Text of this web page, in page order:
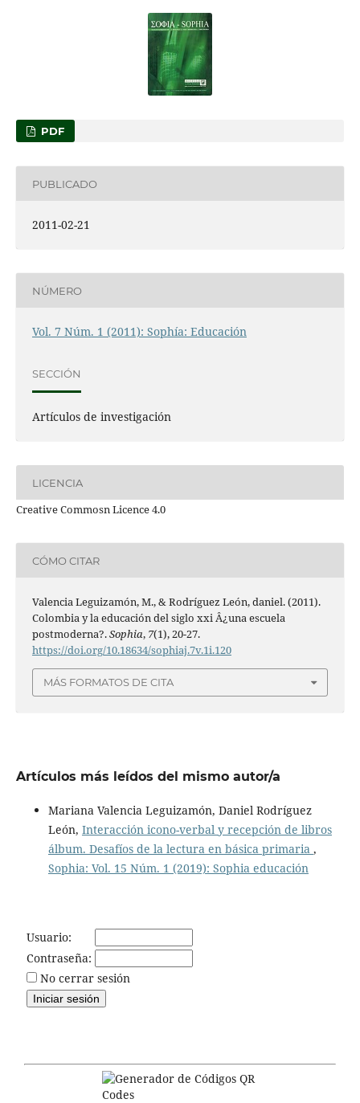
PDF
PUBLICADO
2011-02-21
NÚMERO
Vol. 7 Núm. 1 (2011): Sophía: Educación
SECCIÓN
Artículos de investigación
LICENCIA
Creative Commosn Licence 4.0
CÓMO CITAR
Valencia Leguizamón, M., & Rodríguez León, daniel. (2011).
Colombia y la educación del siglo xxi Â¿una escuela
postmoderna?.Sophia, 7(1), 20-27.
https://doi.org/10.18634/sophiaj.7v.1i.120
MÁS FORMATOS DE CITA
Artículos más leídos del mismo autor/a
Mariana Valencia Leguizamón, Daniel Rodríguez
León, Interacción icono-verbal y recepción de libros
álbum. Desafíos de la lectura en básica primaria ,
Sophia: Vol. 15 Núm. 1 (2019): Sophia educación
Usuario:
Contraseña:
No cerrar sesión